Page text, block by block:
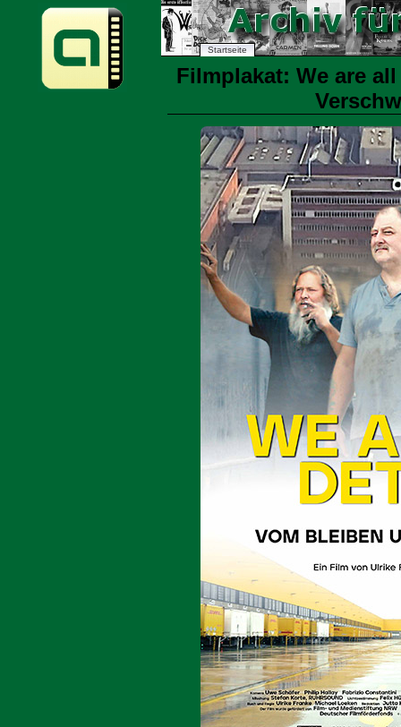
Startseite
Filmplakat: We are